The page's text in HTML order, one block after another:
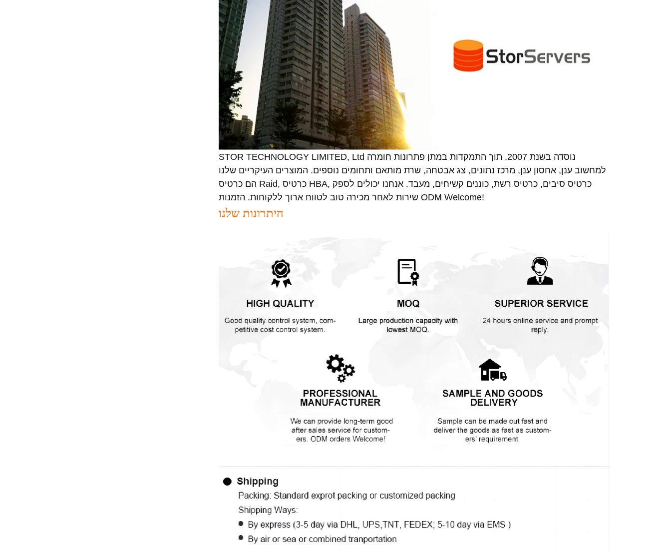
STOR TECHNOLOGY LIMITED, Ltd נוסדה בשנת 2007, תוך התמקדות במתן פתרונות חומרה
למחשוב ענן, אחסון ענן, מרכז נתונים, צג אבטחה, שרת מותאם ותחומים נוספים. המוצרים העיקריים שלנו
הם כרטיס Raid, כרטיס HBA, כרטיס סיבים, כרטיס רשת, כוננים קשיחים, מעבד. אנחנו יכולים לספק
שירות לאחר מכירה טוב לטווח ארוך ללקוחות. הזמנות ODM Welcome!
היתרונות שלנו